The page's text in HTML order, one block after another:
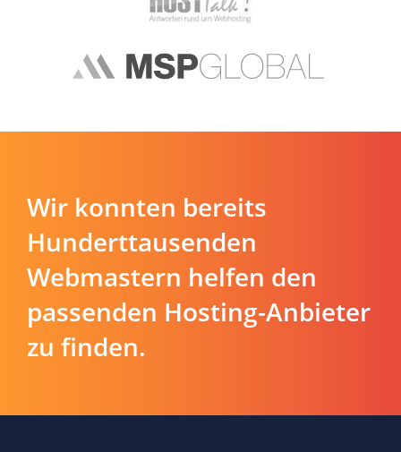
Wir konnten bereits
Hunderttausenden
Webmastern helfen den
passenden Hosting-Anbieter
zu finden.